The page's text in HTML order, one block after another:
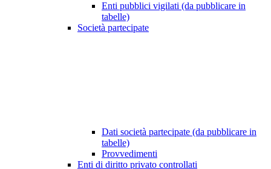
Enti pubblici vigilati (da pubblicare in
tabelle)
Società partecipate
Dati società partecipate (da pubblicare in
tabelle)
Provvedimenti
Enti di diritto privato controllati